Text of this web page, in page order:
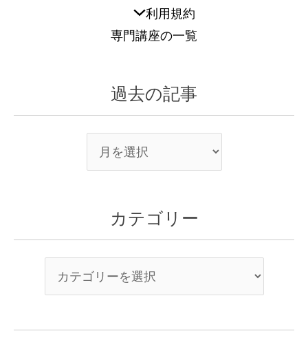
利用規約
専門講座の一覧
過去の記事
カテゴリー